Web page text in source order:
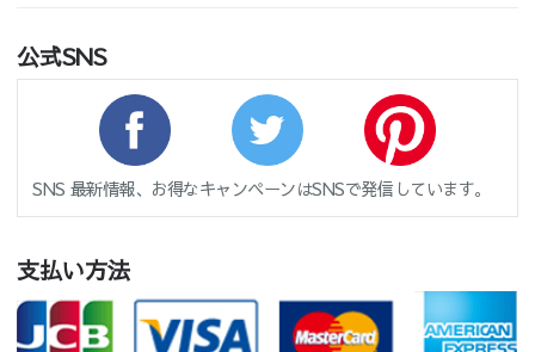
公式SNS
SNS 最新情報、お得なキャンペーンはSNSで発信しています。
支払い方法